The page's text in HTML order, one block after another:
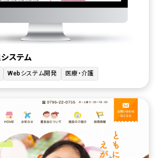
ステム
Webシステム開発 医療・介護